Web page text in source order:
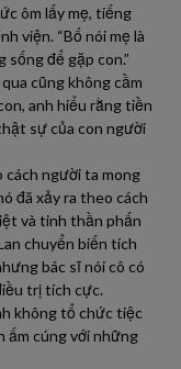
ôm lấy mẹ, tiếng
viện. “Bố nói mẹ là
sống để gặp con.”
cũng không cầm
anh hiểu rằng tiền
sự của con người
cách người ta mong
đã xảy ra theo cách
và tinh thần phấn
chuyển biến tích
bác sĩ nói cô có
trị tích cực.
không tổ chức tiệc
ấm cúng với những